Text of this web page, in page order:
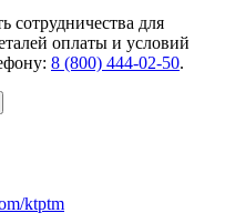
сотрудничества для
оплаты и условий
8 (800) 444‑02‑50.
ktptm